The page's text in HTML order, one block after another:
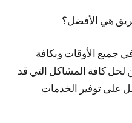
هي الأفضل؟
جميع الأوقات وبكافة
لحل كافة المشاكل التي قد
على توفير الخدمات